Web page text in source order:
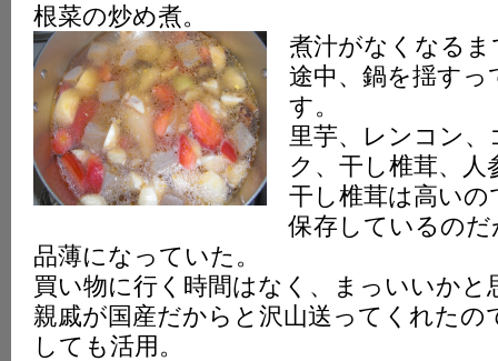
根菜の炒め煮。
煮汁がなくなる
途中、鍋を揺すっ
す。
里芋、レンコン
ク、干し椎茸、人
干し椎茸は高い
保存しているのだ
品薄になっていた。
買い物に行く時間はなく、まっいいかと
親戚が国産だからと沢山送ってくれたの
しても活用。